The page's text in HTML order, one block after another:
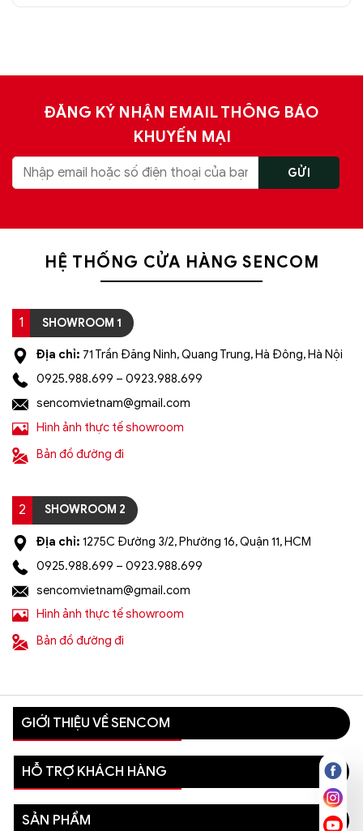
ĐĂNG KÝ NHẬN EMAIL THÔNG BÁO
KHUYẾN MẠI
HỆ THỐNG CỬA HÀNG SENCOM
1 SHOWROOM 1
Địa chỉ: 71 Trần Đăng Ninh, Quang Trung, Hà Đông, Hà Nội
0925.988.699 – 0923.988.699
sencomvietnam@gmail.com
Hình ảnh thực tế showroom
Bản đồ đường đi
2 SHOWROOM 2
Địa chỉ: 1275C Đường 3/2, Phường 16, Quận 11, HCM
0925.988.699 – 0923.988.699
sencomvietnam@gmail.com
Hình ảnh thực tế showroom
Bản đồ đường đi
GIỚI THIỆU VỀ SENCOM
HỖ TRỢ KHÁCH HÀNG
SẢN PHẨM